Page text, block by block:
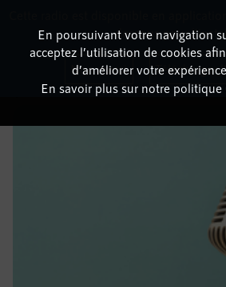
DÉTAILS DE
3 juin 2022à 10h59, durée : Invalid date
En poursuivant votre navigation
acceptez l’utilisation de cookies
d’améliorer votre
En savoir plus sur notre politique
dessous pour
Non merci Télécharger